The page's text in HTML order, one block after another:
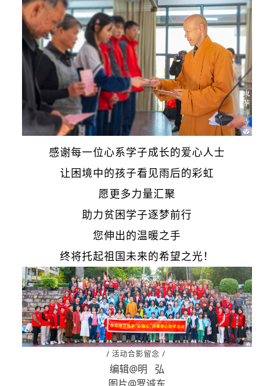
感谢每一位心系学子成长的爱心人士
让困境中的孩子看见雨后的彩虹
愿更多力量汇聚
助力贫困学子逐梦前行
您伸出的温暖之手
终将托起祖国未来的希望之光！
/ 活动合影留念 /
编辑@明 弘